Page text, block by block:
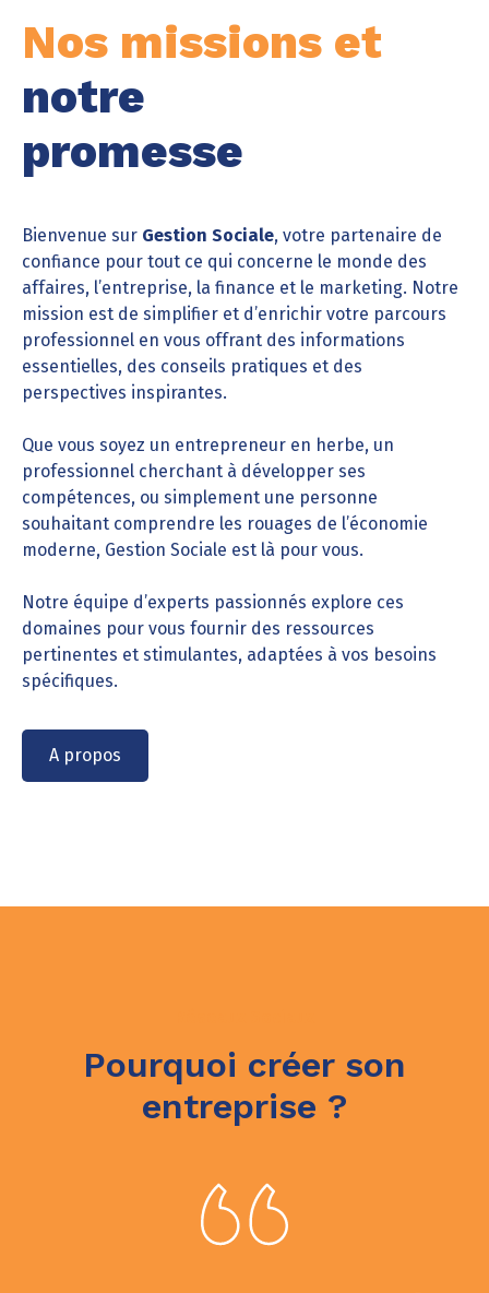
Nos missions et
notre
promesse
Bienvenue sur Gestion Sociale, votre partenaire de
confiance pour tout ce qui concerne le monde des
affaires, l’entreprise, la finance et le marketing. Notre
mission est de simplifier et d’enrichir votre parcours
professionnel en vous offrant des informations
essentielles, des conseils pratiques et des
perspectives inspirantes.
Que vous soyez un entrepreneur en herbe, un
professionnel cherchant à développer ses
compétences, ou simplement une personne
souhaitant comprendre les rouages de l’économie
moderne, Gestion Sociale est là pour vous.
Notre équipe d’experts passionnés explore ces
domaines pour vous fournir des ressources
pertinentes et stimulantes, adaptées à vos besoins
spécifiques.
A propos
Pourquoi créer son
entreprise ?